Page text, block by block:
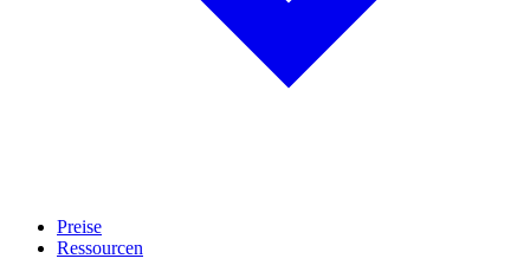
Preise
Ressourcen